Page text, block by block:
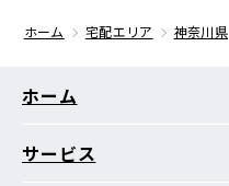
ホーム 宅配エリア 神奈川県
ホーム
サービス